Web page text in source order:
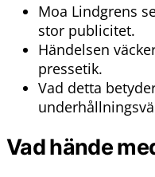
Moa Lindgrens
stor publicitet.
Händelsen
pressetik.
Vad detta
Vad hände